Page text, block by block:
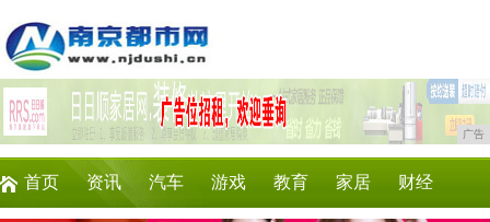
广告
首页 资讯 汽车 游戏 教育 家居 财经